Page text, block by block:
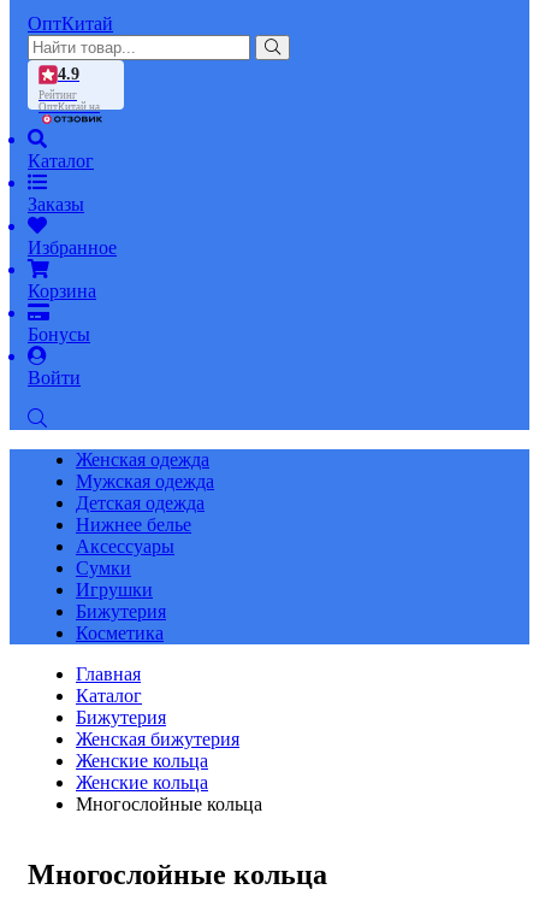
ОптКитай
4.9
Рейтинг
ОптКитай на
Каталог
Заказы
Избранное
Корзина
Бонусы
Войти
Женская одежда
Мужская одежда
Детская одежда
Нижнее белье
Аксессуары
Сумки
Игрушки
Бижутерия
Косметика
Главная
Каталог
Бижутерия
Женская бижутерия
Женские кольца
Женские кольца
Многослойные кольца
Многослойные кольца